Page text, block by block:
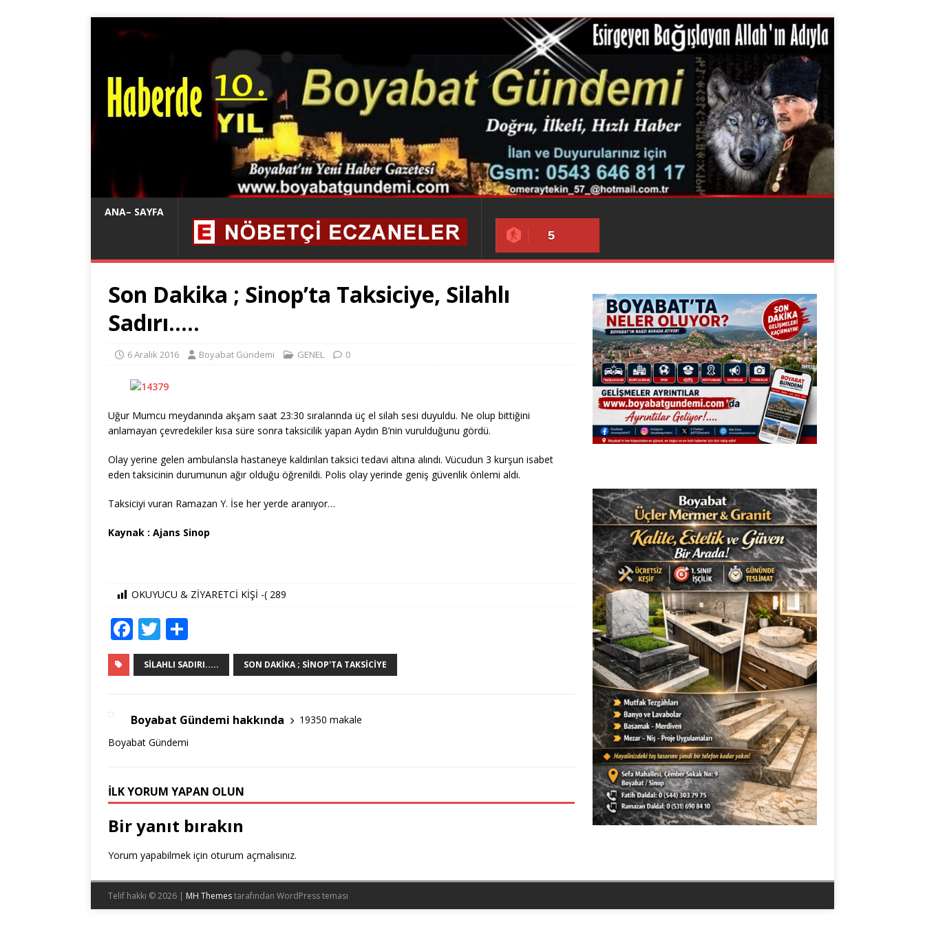
ANA– SAYFA
5
Son Dakika ; Sinop’ta Taksiciye, Silahlı
Sadırı…..
6 Aralık 2016 Boyabat Gündemi GENEL 0
Uğur Mumcu meydanında akşam saat 23:30 sıralarında üç el silah sesi duyuldu. Ne olup bittiğini
anlamayan çevredekiler kısa süre sonra taksicilik yapan Aydın B’nin vurulduğunu gördü.
Olay yerine gelen ambulansla hastaneye kaldırılan taksici tedavi altına alındı. Vücudun 3 kurşun isabet
eden taksicinin durumunun ağır olduğu öğrenildi. Polis olay yerinde geniş güvenlik önlemi aldı.
Taksiciyi vuran Ramazan Y. İse her yerde aranıyor…
Kaynak : Ajans Sinop
OKUYUCU & ZİYARETCİ KİŞİ -( 289
F
a
c
b
o
k
T
w
it
r
h
ar
SILAHLI SADIRI..... SON DAKIKA ; SINOP'TA TAKSICIYE
Boyabat Gündemi hakkında
19350 makale
Boyabat Gündemi
İLK YORUM YAPAN OLUN
Bir yanıt bırakın
Yorum yapabilmek için oturum açmalısınız.
Telif hakkı © 2026 | MH Themestarafından WordPress teması